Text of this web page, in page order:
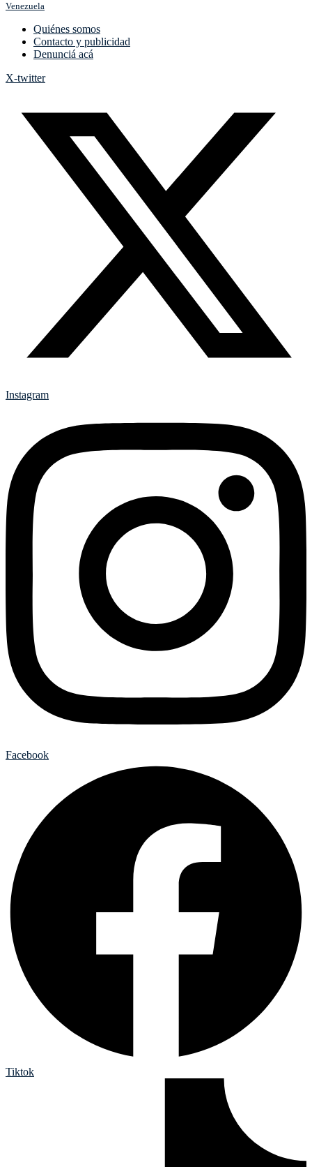
Venezuela
Quiénes somos
Contacto y publicidad
Denunciá acá
X-twitter
Instagram
Facebook
Tiktok